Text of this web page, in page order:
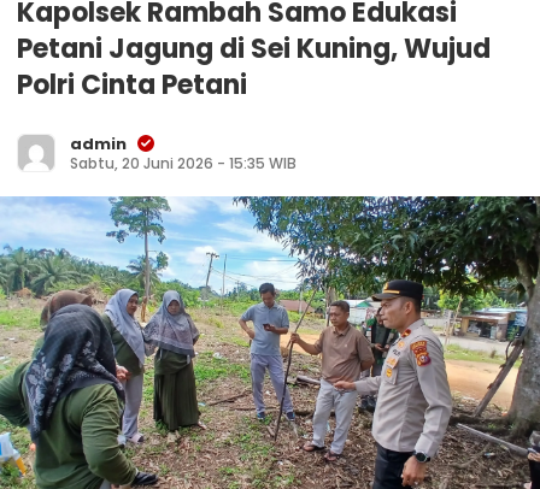
Kapolsek Rambah Samo Edukasi
Petani Jagung di Sei Kuning, Wujud
Polri Cinta Petani
admin
Sabtu, 20 Juni 2026 - 15:35 WIB